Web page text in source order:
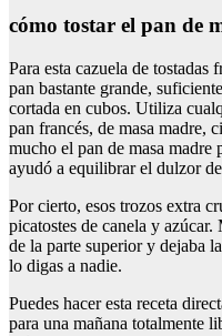
cómo tostar el pan de
Para esta cazuela de tostadas
pan bastante grande,
cortada en cubos. Utiliza
pan francés, de masa madre,
mucho el pan de masa madre
ayudó a equilibrar el dulzor
Por cierto, esos trozos extra
picatostes de canela y
de la parte superior y dejaba
lo digas a nadie.
Puedes hacer esta receta
para una mañana totalmente